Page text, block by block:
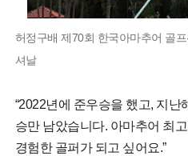
허정구배 제70회 한국아마추어 골
셔날
“2022년에 준우승을 했고, 지난
승만 남았습니다. 아마추어 최
경험한 골퍼가 되고 싶어요.”